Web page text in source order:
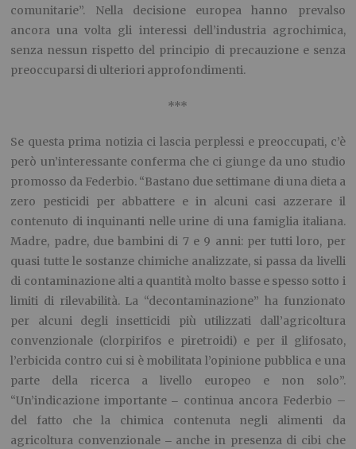
comunitarie”. Nella decisione europea hanno prevalso
ancora una volta gli interessi dell’industria agrochimica,
senza nessun rispetto del principio di precauzione e senza
preoccuparsi di ulteriori approfondimenti.
***
Se questa prima notizia ci lascia perplessi e preoccupati, c’è
però un’interessante conferma che ci giunge da uno studio
promosso da Federbio. “Bastano due settimane di una dieta a
zero pesticidi per abbattere e in alcuni casi azzerare il
contenuto di inquinanti nelle urine di una famiglia italiana.
Madre, padre, due bambini di 7 e 9 anni: per tutti loro, per
quasi tutte le sostanze chimiche analizzate, si passa da livelli
di contaminazione alti a quantità molto basse e spesso sotto i
limiti di rilevabilità. La “decontaminazione” ha funzionato
per alcuni degli insetticidi più utilizzati dall’agricoltura
convenzionale (clorpirifos e piretroidi) e per il glifosato,
l’erbicida contro cui si è mobilitata l’opinione pubblica e una
parte della ricerca a livello europeo e non solo”.
“Un’indicazione importante– continua ancora Federbio –
del fatto che la chimica contenuta negli alimenti da
agricoltura convenzionale –anche in presenza di cibi che